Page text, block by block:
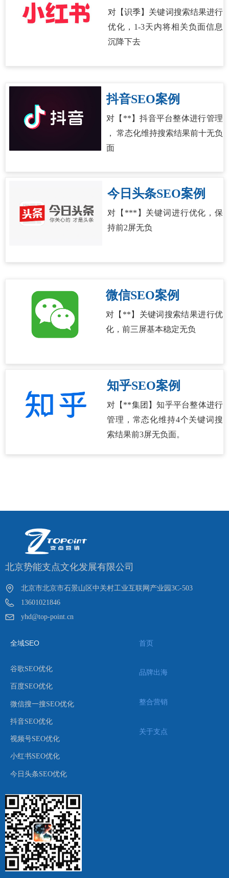
对【识季】关键词搜索结果进行
优化，1-3天内将相关负面信息
沉降下去
抖音SEO案例
对【**】抖音平台整体进行管理
， 常态化维持搜索结果前十无负
面
今日头条SEO案例
对【***】关键词进行优化，保
持前2屏无负
微信SEO案例
对【**】关键词搜索结果进行优
化，前三屏基本稳定无负
知乎SEO案例
对【**集团】知乎平台整体进行
管理，常态化维持4个关键词搜
索结果前3屏无负面。
北京市北京市石景山区中关村工业互联网产业园3C-503
13601021846
yhd@top-point.cn
北京势能支点文化发展有限公司
首页
品牌出海
整合营销
关于支点
谷歌SEO优化
百度SEO优化
微信搜一搜SEO优化
抖音SEO优化
视频号SEO优化
小红书SEO优化
今日头条SEO优化
全域SEO